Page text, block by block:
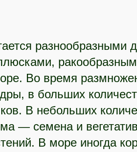
разнообразными
Во время
в больших
В небольших
— семена и
В море иногда